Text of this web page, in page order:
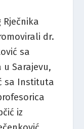
dr.
sa
Sarajevu,
sa Instituta
iz